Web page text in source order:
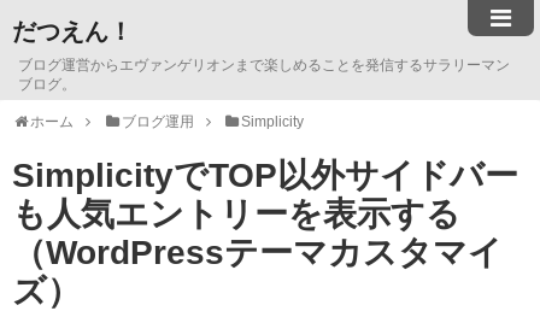
だつえん！
ブログ運営からエヴァンゲリオンまで楽しめることを発信するサラリーマン
ブログ。
ホーム ブログ運用 Simplicity
SimplicityでTOP以外サイドバー
も人気エントリーを表示する
（WordPressテーマカスタマイ
ズ）